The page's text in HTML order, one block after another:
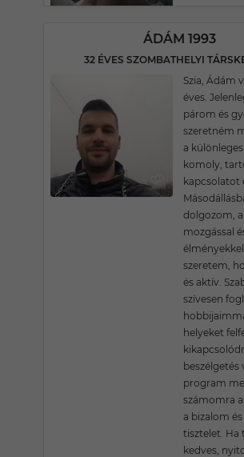
ÁDÁM 1993
32 ÉVES SZOMBATHELYI
Szia, Ádám
éves.
párom és
szeretném
a
komoly,
kapcsolatot
dolgozom,
mozgással
szeretem,
és aktív.
szívesen
helyeket
beszélgetés
program
számomra
a bizalom
tisztelet. Ha
kedves,